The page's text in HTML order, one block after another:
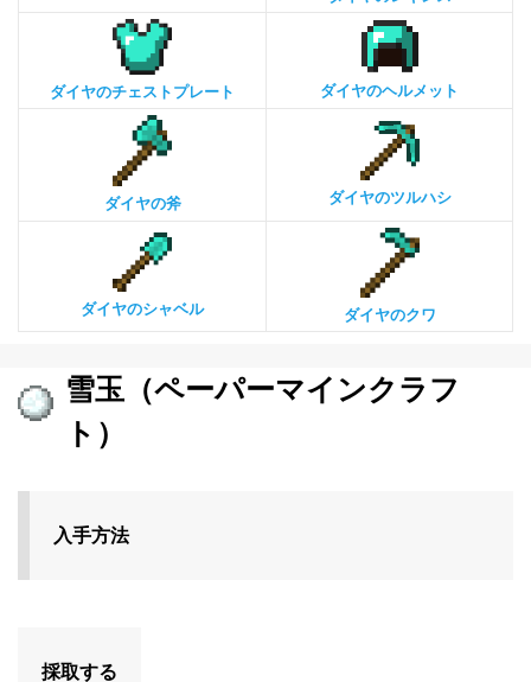
ダイヤのチェストプレート ダイヤのヘルメット
ダイヤの斧 ダイヤのツルハシ
ダイヤのシャベル ダイヤのクワ
雪玉（ペーパーマインクラフ
ト）
入手方法
採取する